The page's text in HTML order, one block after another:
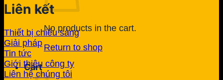
No products in the cart.
Return to shop
Cart
Liên kết
Thiết bị chiếu sáng
Giải pháp
Tin tức
Giới thiệu công ty
Liên hệ chúng tôi